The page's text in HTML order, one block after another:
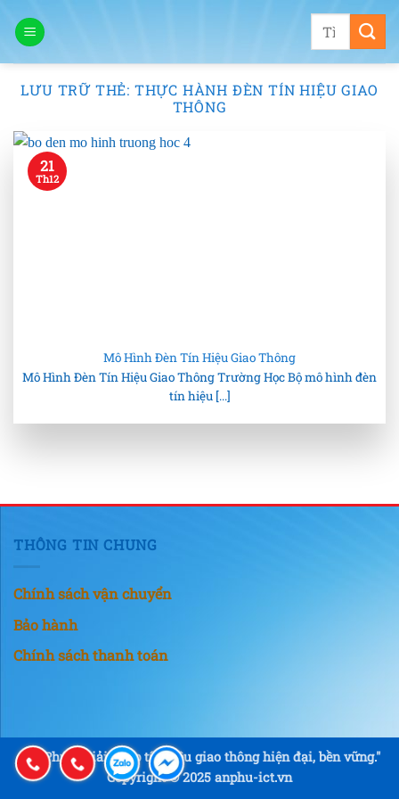
qua
Tìm
LƯU TRỮ THẺ: THỰC HÀNH ĐÈN TÍN HIỆU GIAO
THÔNG
Mô Hình Đèn Tín Hiệu Giao Thông
Mô Hình Đèn Tín Hiệu Giao Thông Trường Học Bộ mô hình đèn
tín hiệu [...]
21
Th12
THÔNG TIN CHUNG
Chính sách vận chuyển
Bảo hành
Chính sách thanh toán
"An Phú – Giải pháp tín hiệu giao thông hiện đại, bền vững."
Copyright © 2025 anphu-ict.vn